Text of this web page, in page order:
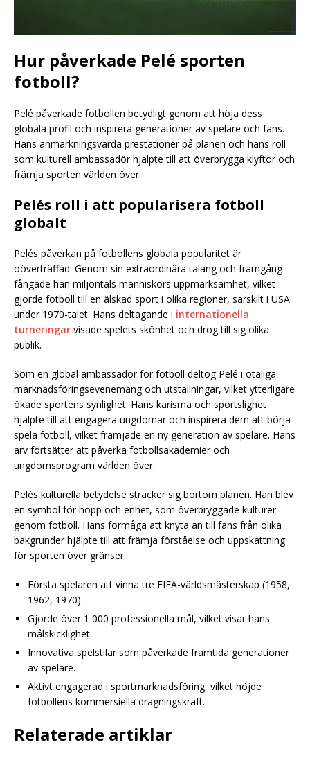
Hur påverkade Pelé sporten
fotboll?
Pelé påverkade fotbollen betydligt genom att höja dess
globala profil och inspirera generationer av spelare och fans.
Hans anmärkningsvärda prestationer på planen och hans roll
som kulturell ambassadör hjälpte till att överbrygga klyftor och
främja sporten världen över.
Pelés roll i att popularisera fotboll
globalt
Pelés påverkan på fotbollens globala popularitet är
oöverträffad. Genom sin extraordinära talang och framgång
fångade han miljontals människors uppmärksamhet, vilket
gjorde fotboll till en älskad sport i olika regioner, särskilt i USA
under 1970-talet. Hans deltagande i internationella
turneringar visade spelets skönhet och drog till sig olika
publik.
Som en global ambassadör för fotboll deltog Pelé i otaliga
marknadsföringsevenemang och utställningar, vilket ytterligare
ökade sportens synlighet. Hans karisma och sportslighet
hjälpte till att engagera ungdomar och inspirera dem att börja
spela fotboll, vilket främjade en ny generation av spelare. Hans
arv fortsätter att påverka fotbollsakademier och
ungdomsprogram världen över.
Pelés kulturella betydelse sträcker sig bortom planen. Han blev
en symbol för hopp och enhet, som överbryggade kulturer
genom fotboll. Hans förmåga att knyta an till fans från olika
bakgrunder hjälpte till att främja förståelse och uppskattning
för sporten över gränser.
Första spelaren att vinna tre FIFA-världsmästerskap (1958,
1962, 1970).
Gjorde över 1 000 professionella mål, vilket visar hans
målskicklighet.
Innovativa spelstilar som påverkade framtida generationer
av spelare.
Aktivt engagerad i sportmarknadsföring, vilket höjde
fotbollens kommersiella dragningskraft.
Relaterade artiklar